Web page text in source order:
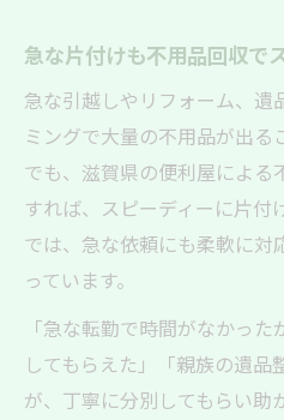
急な片付けも不用品回収で
急な引越しやリフォーム、遺
ミングで大量の不用品が出る
でも、滋賀県の便利屋による
すれば、スピーディーに片付
では、急な依頼にも柔軟に対
っています。
「急な転勤で時間がなかっ
してもらえた」「親族の遺品
が、丁寧に分別してもらい助